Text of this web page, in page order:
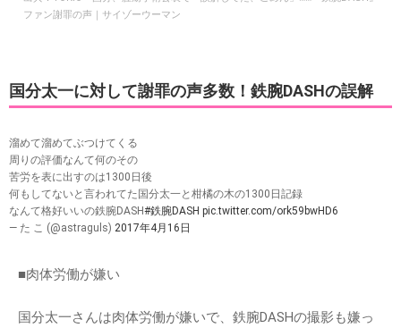
ファン謝罪の声｜サイゾーウーマン
国分太一に対して謝罪の声多数！鉄腕DASHの誤解
溜めて溜めてぶつけてくる
周りの評価なんて何のその
苦労を表に出すのは1300日後
何もしてないと言われてた国分太一と柑橘の木の1300日記録
なんて格好いいの鉄腕DASH#鉄腕DASH pic.twitter.com/ork59bwHD6
— た こ (@astraguls) 2017年4月16日
■肉体労働が嫌い
国分太一さんは肉体労働が嫌いで、鉄腕DASHの撮影も嫌っ